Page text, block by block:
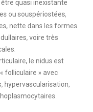
être quasi inexistante
ou souspériostées,
nette dans les formes
voire très
le nidus est
folliculaire » avec
hypervascularisation,